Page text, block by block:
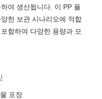
여 생산됩니다. 이 PP 플
한 보관 시나리오에 적합
함하여 다양한 용량과 모
포장